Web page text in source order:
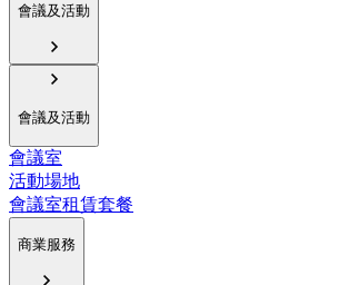
會議及活動
會議及活動
會議室
活動場地
會議室租賃套餐
商業服務